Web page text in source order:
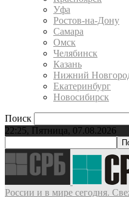
Уфа
Ростов-на-Дону
Самара
Омск
Челябинск
Казань
Нижний
Екатеринбург
Новосибирск
Поиск
22:25, Пятница, 07.08.2026
России и в мире сегодня.